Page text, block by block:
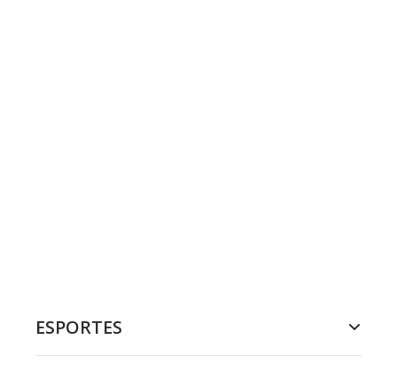
ESPORTES